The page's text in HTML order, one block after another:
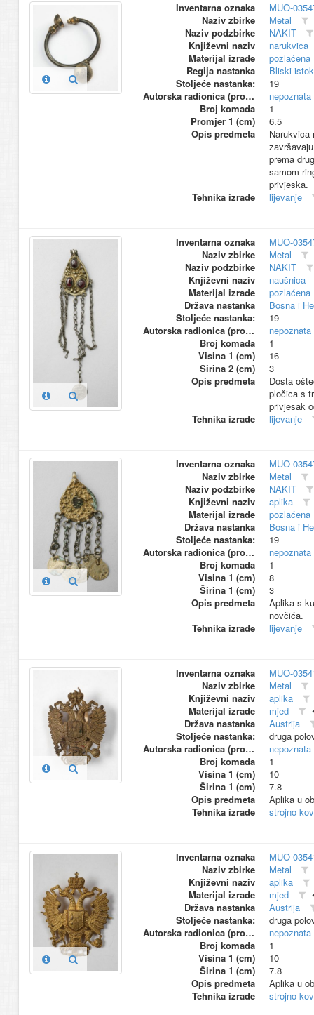
Inventarna oznaka
MUO-
Naziv zbirke
Metal
Naziv podzbirke
NAKIT
Književni naziv
narukvica
Materijal izrade
pozlaćena
Regija nastanka
Bliski istok
Stoljeće nastanka:
19
Autorska radionica (proizvođač)
nepoznata
Broj komada
1
Promjer 1 (cm)
6.5
Opis predmeta
Narukvica
prema
samom
privjeska.
Tehnika izrade
lijevanje
Inventarna oznaka
MUO-
Naziv zbirke
Metal
Naziv podzbirke
NAKIT
Književni naziv
naušnica
Materijal izrade
pozlaćena
Država nastanka
Bosna i
Stoljeće nastanka:
19
Autorska radionica (proizvođač)
nepoznata
Broj komada
1
Visina 1 (cm)
16
Širina 2 (cm)
3
Opis predmeta
Dosta
pločica s
privjesak
Tehnika izrade
lijevanje
Inventarna oznaka
MUO-
Naziv zbirke
Metal
Naziv podzbirke
NAKIT
Književni naziv
aplika
Materijal izrade
pozlaćena
Država nastanka
Bosna i
Stoljeće nastanka:
19
Autorska radionica (proizvođač)
nepoznata
Broj komada
1
Visina 1 (cm)
8
Širina 1 (cm)
3
Opis predmeta
Aplika s
novčića.
Tehnika izrade
lijevanje
Inventarna oznaka
MUO-
Naziv zbirke
Metal
Književni naziv
aplika
Materijal izrade
mjed
Država nastanka
Austrija
Stoljeće nastanka:
druga
Autorska radionica (proizvođač)
nepoznata
Broj komada
1
Visina 1 (cm)
10
Širina 1 (cm)
7.8
Opis predmeta
Aplika u
Tehnika izrade
strojno
Inventarna oznaka
MUO-
Naziv zbirke
Metal
Književni naziv
aplika
Materijal izrade
mjed
Država nastanka
Austrija
Stoljeće nastanka:
druga
Autorska radionica (proizvođač)
nepoznata
Broj komada
1
Visina 1 (cm)
10
Širina 1 (cm)
7.8
Opis predmeta
Aplika u
Tehnika izrade
strojno